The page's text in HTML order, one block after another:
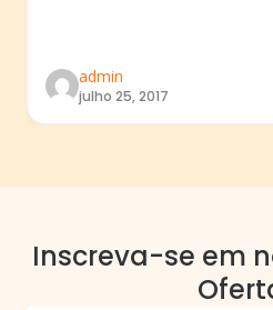
admin
julho 25, 2017
Inscreva-se em